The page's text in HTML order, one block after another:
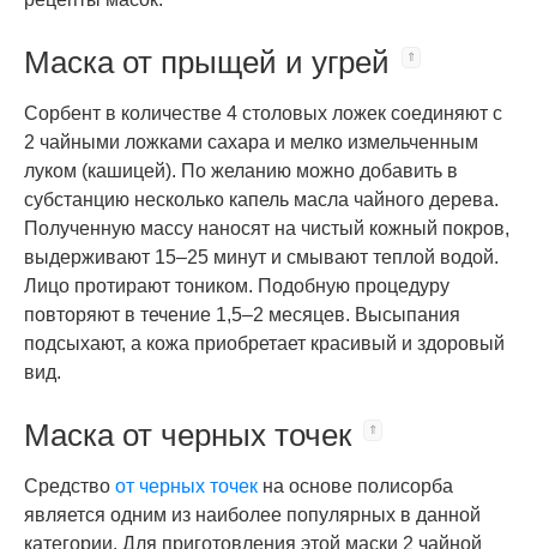
Маска от прыщей и угрей
Сорбент в количестве 4 столовых ложек соединяют с
2 чайными ложками сахара и мелко измельченным
луком (кашицей). По желанию можно добавить в
субстанцию несколько капель масла чайного дерева.
Полученную массу наносят на чистый кожный покров,
выдерживают 15–25 минут и смывают теплой водой.
Лицо протирают тоником. Подобную процедуру
повторяют в течение 1,5–2 месяцев. Высыпания
подсыхают, а кожа приобретает красивый и здоровый
вид.
Маска от черных точек
Средство от черных точек на основе полисорба
является одним из наиболее популярных в данной
категории. Для приготовления этой маски 2 чайной